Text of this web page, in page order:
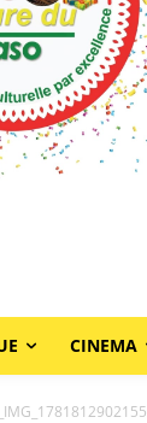
CINEMA